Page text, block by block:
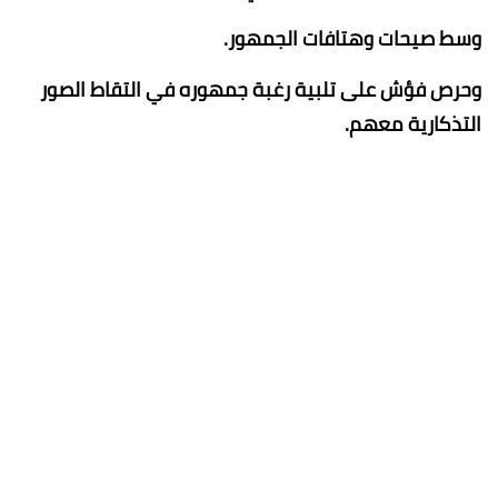
وسط صيحات وهتافات الجمهور.
وحرص فؤش على تلبية رغبة جمهوره في التقاط الصور
التذكارية معهم.